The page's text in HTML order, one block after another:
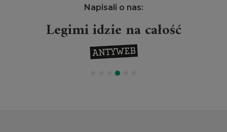
Napisali o nas:
Legimi idzie na całość